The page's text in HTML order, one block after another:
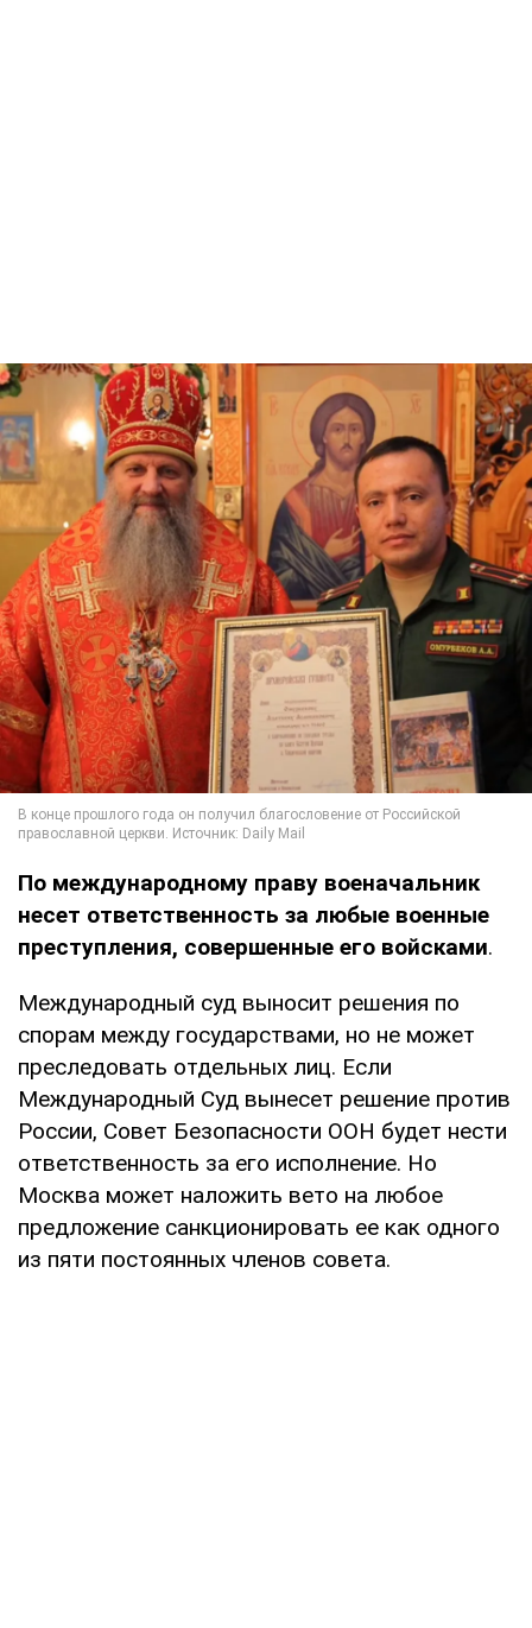
По международному праву военачальник
несет ответственность за любые военные
преступления, совершенные его войсками.
Международный суд выносит решения по
спорам между государствами, но не может
преследовать отдельных лиц. Если
Международный Суд вынесет решение против
России, Совет Безопасности ООН будет нести
ответственность за его исполнение. Но
Москва может наложить вето на любое
предложение санкционировать ее как одного
из пяти постоянных членов совета.